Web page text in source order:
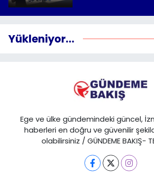
Yükleniyor...
Ege ve ülke gündemindeki güncel,
haberleri en doğru ve güvenilir
olabilirsiniz / GÜNDEME BAKIŞ-